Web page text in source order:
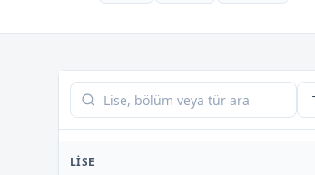
Tabloda ara
LISE